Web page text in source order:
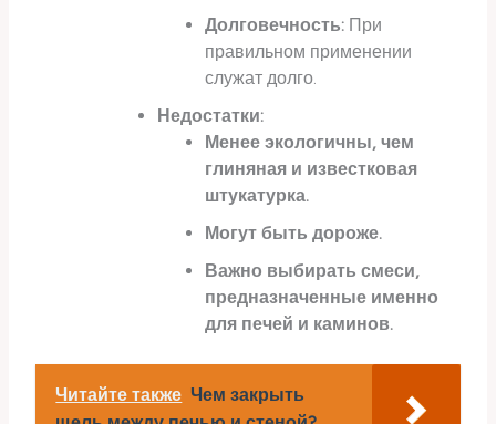
Долговечность: При
правильном применении
служат долго.
Недостатки:
Менее экологичны, чем
глиняная и известковая
штукатурка.
Могут быть дороже.
Важно выбирать смеси,
предназначенные именно
для печей и каминов.
Читайте также Чем закрыть